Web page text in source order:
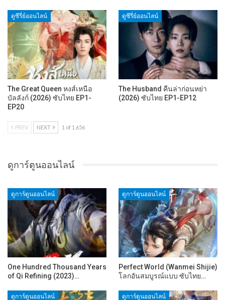
ดูซีรี่ย์ออนไลน์
The Great Queen หงส์เหนือ
บัลลังก์ (2026) ซับไทย EP1-
EP20
ดูซีรี่ย์ออนไลน์
The Husband คืนล่าก่อนหย่า
(2026) ซับไทย EP1-EP12
PREV NEXT 1 of 1,656
ดูการ์ตูนออนไลน์
ดูการ์ตูนออนไลน์
One Hundred Thousand Years
of Qi Refining (2023)…
ดูการ์ตูนออนไลน์
Perfect World (Wanmei Shijie)
โลกอันสมบูรณ์แบบ ซับไทย…
ดูการ์ตูนออนไลน์ ดูการ์ตูนออนไลน์